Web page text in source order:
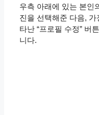
우측 아래에 있는 본인
진을 선택해준 다음, 가
타난 “프로필 수정” 버
니다.